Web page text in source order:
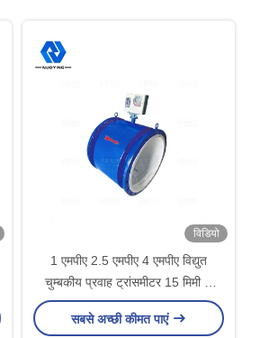
विडियो
1 एमपीए 2.5 एमपीए 4 एमपीए विद्युत
चुम्बकीय प्रवाह ट्रांसमीटर 15 मिमी से
800 मिमी
सबसे अच्छी कीमत पाएं